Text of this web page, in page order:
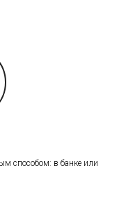
способом: в банке или